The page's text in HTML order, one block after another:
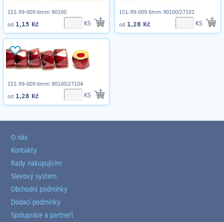
151-99-009 6mm 90100
od 1,15 Kč KS
151-99-009 6mm 90100/27101
od 1,28 Kč KS
151-99-009 6mm 90100/27104
od 1,28 Kč KS
O nás
Kontakty
Rady nakupujícím
Slevový system
Obchodní podmínky
Dodací podmínky
Spolupráce a partneři